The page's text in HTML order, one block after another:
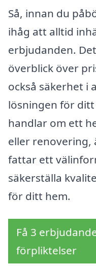
Så, innan du
ihåg att alltid
erbjudanden.
överblick över
också säkerhet i
lösningen för
handlar om ett
eller renovering,
fattar ett
säkerställa
för ditt hem.
Få 3
förpliktelser